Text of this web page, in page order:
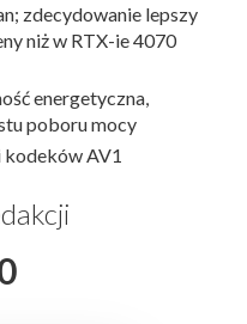
zdecydowanie lepszy
niż w RTX-ie 4070
energetyczna,
poboru mocy
kodeków AV1